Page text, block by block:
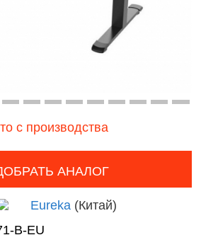
Мир
Игрушечные
с производства
АНАЛОГ
Eureka (Китай)
B-EU